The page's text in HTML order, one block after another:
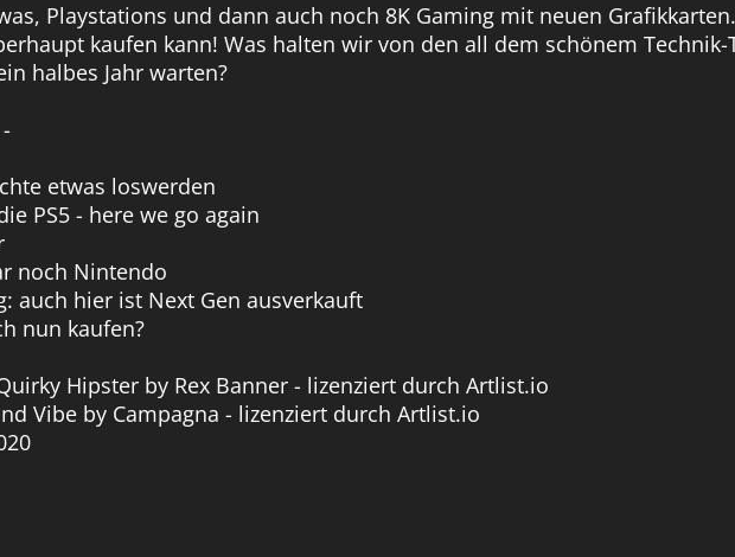
Playstations und dann auch noch 8K Gaming mit neuen
kaufen kann! Was halten wir von den all dem schönem
halbes Jahr warten?
etwas loswerden
PS5 - here we go again
noch Nintendo
auch hier ist Next Gen ausverkauft
nun kaufen?
Hipster by Rex Banner - lizenziert durch Artlist.io
Vibe by Campagna - lizenziert durch Artlist.io